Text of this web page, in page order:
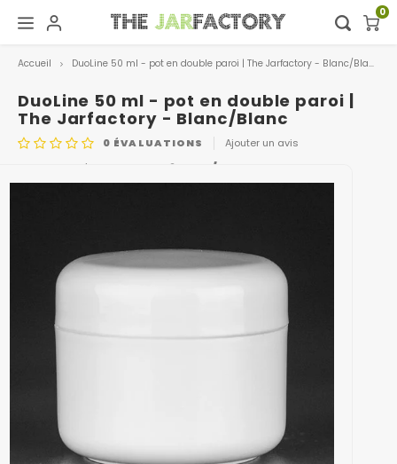
Hoofdmenu / digital showroom
Digital showroom
Decoration
Hoofdmenu
Langue
Nederlands
Français
0
Accueil DuoLine 50 ml - pot en double paroi | The Jarfactory - Blanc/Blanc
DuoLine 50 ml - pot en double paroi |
The Jarfactory - Blanc/Blanc
0 ÉVALUATIONS Ajouter un avis
CODE DE L'ARTICLE 0416.WIT/WIT